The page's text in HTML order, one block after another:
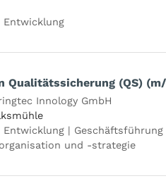
Entwicklung
Qualitätssicherung (QS)
Innology GmbH
Entwicklung |
und -strategie